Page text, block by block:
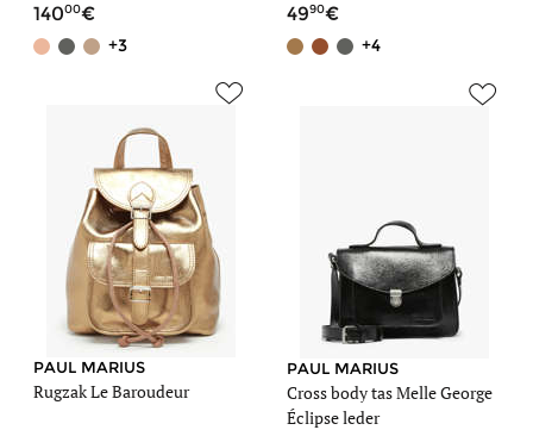
14000
+3
4990
+4
PAUL MARIUS
Rugzak Le Baroudeur
PAUL MARIUS
Cross body tas Melle George
Éclipse leder